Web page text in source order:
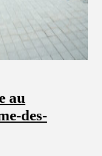
au
des-